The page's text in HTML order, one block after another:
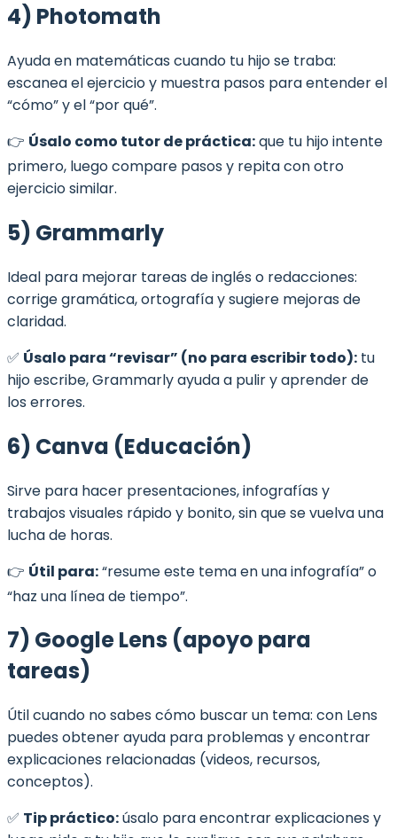
4) Photomath
Ayuda en matemáticas cuando tu hijo se traba:
escanea el ejercicio y muestra pasos para entender el
“cómo” y el “por qué”.
👉 Úsalo como tutor de práctica:que tu hijo intente
primero, luego compare pasos y repita con otro
ejercicio similar.
5) Grammarly
Ideal para mejorar tareas de inglés o redacciones:
corrige gramática, ortografía y sugiere mejoras de
claridad.
✅ Úsalo para “revisar” (no para escribir todo): tu
hijo escribe, Grammarly ayuda a pulir y aprender de
los errores.
6) Canva (Educación)
Sirve para hacer presentaciones, infografías y
trabajos visuales rápido y bonito, sin que se vuelva una
lucha de horas.
👉 Útil para:“resume este tema en una infografía” o
“haz una línea de tiempo”.
7) Google Lens (apoyo para
tareas)
Útil cuando no sabes cómo buscar un tema: con Lens
puedes obtener ayuda para problemas y encontrar
explicaciones relacionadas (videos, recursos,
conceptos).
✅ Tip práctico:úsalo para encontrar explicaciones y